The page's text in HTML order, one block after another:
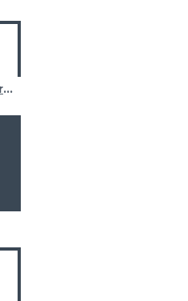
Plic C6/C5, gumat, cu fereastra pe dreapta, alb, 1000 buc.